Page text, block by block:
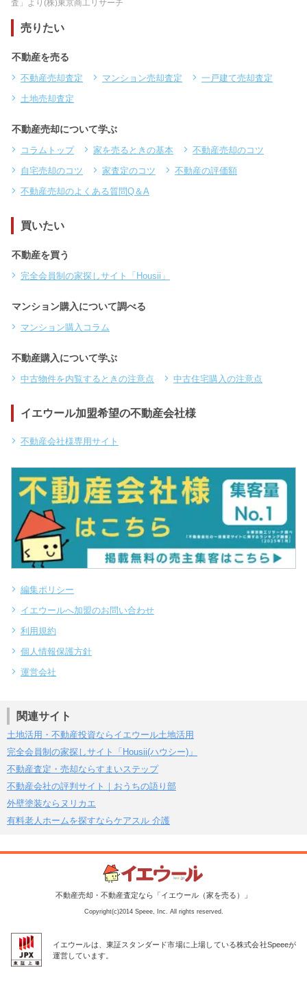
査」より(株)東京商工リサーチ
売りたい
不動産を売る
不動産売却査定 マンション売却査定
一戸建て売却査定
土地売却査定
不動産売却について学ぶ
コラムトップ 家を売るときの基本
不動産売却のコツ
自宅売却のコツ
家査定のコツ
不動産の評価額
不動産売却のよくある質問Q＆A
買いたい
不動産を買う
完全会員制の家探しサイト「Housii」
マンション購入について調べる
マンション購入コラム
不動産購入について学ぶ
中古物件を内覧するときの注意点 中古住宅購入の注意点
イエウール加盟希望の不動産会社様
不動産会社様専用サイト
編集ポリシー
イエウールへ加盟のお問い合わせ
利用規約
個人情報保護方針
運営会社
関連サイト
土地活用・不動産投資ならイエウール土地活用
完全会員制の家探しサイト「Housii(ハウシー)」
不動産査定・売却ならすまいステップ
不動産会社の評判サイト｜おうちの語り部
外壁塗装ならヌリカエ
有料老人ホームを探すならケアスル 介護
不動産売却・不動産査定なら「イエウール（家を売る）」
Copyright(c)2014 Speee, Inc. All rights reserved.
イエウールは、東証スタンダード市場に上場している株式会社Speeeが
運営しています。